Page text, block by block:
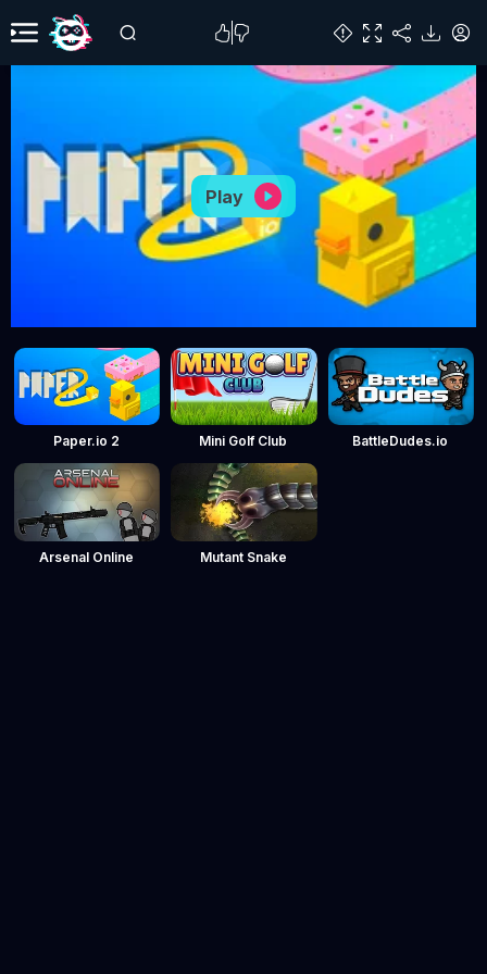
Play
Paper.io 2 Mini Golf Club BattleDudes.io
Arsenal Online Mutant Snake